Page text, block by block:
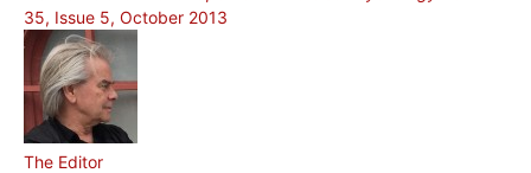
35, Issue 5, October 2013
The Editor